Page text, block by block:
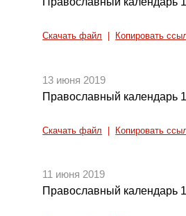
Скачать файл Копировать
13 июня 2019
Православный календарь
Скачать файл Копировать
11 июня 2019
Православный календарь